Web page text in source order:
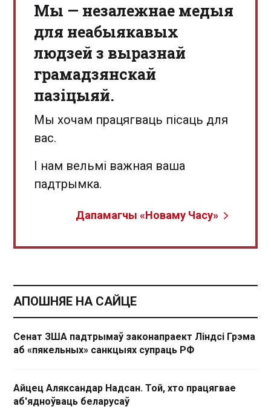
Мы — незалежнае медыя
для неабыякавых
людзей з выразнай
грамадзянскай
пазіцыяй.
Мы хочам працягваць пісаць для
вас.
І нам вельмі важная ваша
падтрымка.
Дапамагчы «Новаму Часу»
АПОШНЯЕ НА САЙЦЕ
Сенат ЗША падтрымаў законапраект Ліндсі Грэма
аб «пякельных» санкцыях супраць РФ
Айцец Аляксандар Надсан. Той, хто працягвае
аб'ядноўваць беларусаў